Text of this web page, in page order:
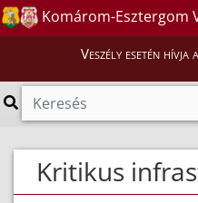
Komárom-Esztergom
Veszély esetén
Kritikus